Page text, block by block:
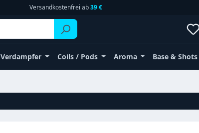
Versandkostenfrei ab39 €
Verdampfer Coils / Pods Aroma Base & Shots